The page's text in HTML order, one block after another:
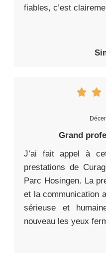
fiables, c’est
Grand
J’ai fait appel à
prestations de
Parc Hosingen. La
et la communication
sérieuse et
nouveau les yeux